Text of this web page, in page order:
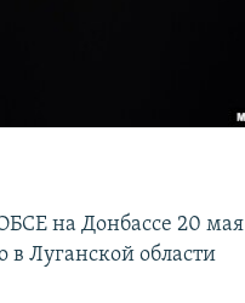
на Донбассе 20 мая
в Луганской области